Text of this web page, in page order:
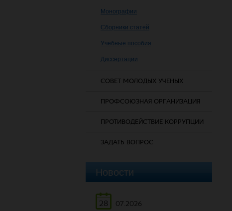
Монографии
Сборники статей
Учебные пособия
Диссертации
СОВЕТ МОЛОДЫХ УЧЕНЫХ
ПРОФСОЮЗНАЯ ОРГАНИЗАЦИЯ
ПРОТИВОДЕЙСТВИЕ КОРРУПЦИИ
ЗАДАТЬ ВОПРОС
Новости
28
07.2026